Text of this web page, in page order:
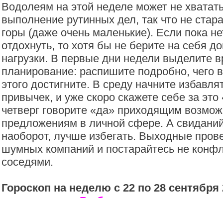
Водолеям на этой неделе может не
выполнение рутинных дел, так что не
горы (даже очень маленькие). Если пока
отдохнуть, то хотя бы не берите на себя
нагрузки. В первые дни недели выделите
планирование: распишите подробно, чего
этого достигните. В среду начните
привычек, и уже скоро скажете себе за
четверг говорите «да» приходящим
предложениям в личной сфере. А
наоборот, лучше избегать. Выходные
шумных компаний и постарайтесь не
соседями.
Гороскоп на неделю с 22 по 28 сентября